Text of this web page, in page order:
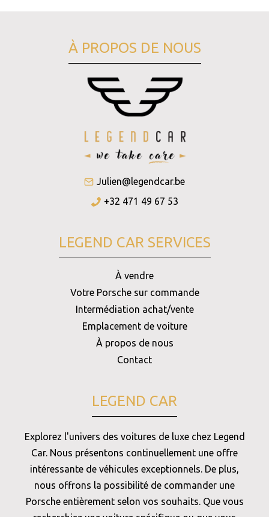
À PROPOS DE NOUS
Julien@legendcar.be
+32 471 49 67 53
LEGEND CAR SERVICES
À vendre
Votre Porsche sur commande
Intermédiation achat/vente
Emplacement de voiture
À propos de nous
Contact
LEGEND CAR
Explorez l'univers des voitures de luxe chez Legend
Car. Nous présentons continuellement une offre
intéressante de véhicules exceptionnels. De plus,
nous offrons la possibilité de commander une
Porsche entièrement selon vos souhaits. Que vous